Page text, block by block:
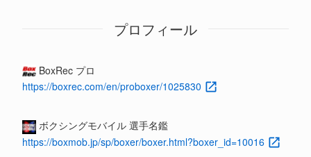
プロフィール
BoxRec プロ
https://boxrec.com/en/proboxer/1025830
ボクシングモバイル 選手名鑑
https://boxmob.jp/sp/boxer/boxer.html?boxer_id=10016